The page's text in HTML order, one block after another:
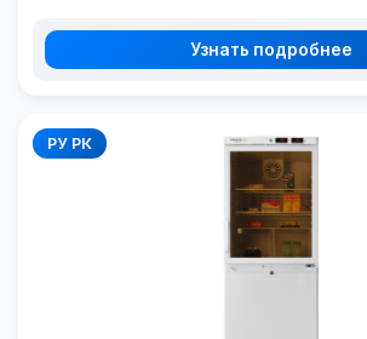
Узнать подробнее
РУ РК